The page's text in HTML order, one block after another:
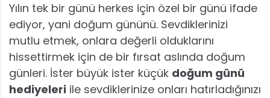
Yılın tek bir günü herkes için özel bir günü ifade
ediyor, yani doğum gününü. Sevdiklerinizi
mutlu etmek, onlara değerli olduklarını
hissettirmek için de bir fırsat aslında doğum
günleri. İster büyük ister küçük doğum günü
hediyeleri ile sevdiklerinize onları hatırladığınızı